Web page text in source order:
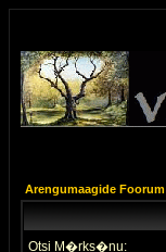
Arengumaagide Foorum
Otsi M�rks�nu: